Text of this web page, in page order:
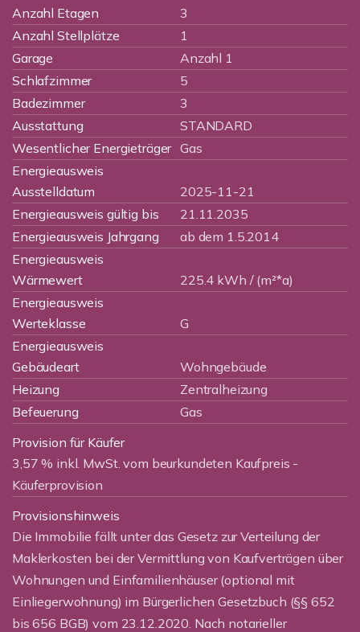
Anzahl Etagen
3
Anzahl Stellplätze
1
Garage
Anzahl 1
Schlafzimmer
5
Badezimmer
3
Ausstattung
STANDARD
Wesentlicher Energieträger Gas
Energieausweis
Ausstelldatum
2025-11-21
Energieausweis gültig bis
21.11.2035
Energieausweis Jahrgang
ab dem 1.5.2014
Energieausweis
Wärmewert
225.4 kWh / (m²*a)
Energieausweis
Werteklasse
G
Energieausweis
Gebäudeart
Wohngebäude
Heizung
Zentralheizung
Befeuerung
Gas
Provision für Käufer
3,57 % inkl. MwSt. vom beurkundeten Kaufpreis -
Käuferprovision
Provisionshinweis
Die Immobilie fällt unter das Gesetz zur Verteilung der
Maklerkosten bei der Vermittlung von Kaufverträgen über
Wohnungen und Einfamilienhäuser (optional mit
Einliegerwohnung) im Bürgerlichen Gesetzbuch (§§ 652
bis 656 BGB) vom 23.12.2020. Nach notarieller